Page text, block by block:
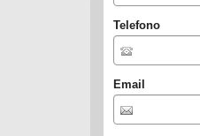
Telefono
Email